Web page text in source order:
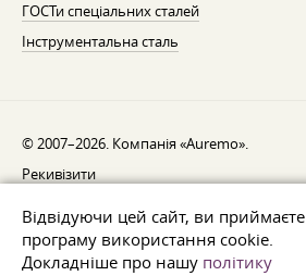
Відвідуючи цей сайт, ви приймаєте
програму використання cookie.
Докладніше про нашу політику
ГОСТи спеціальних сталей
Інструментальна сталь
© 2007–2026. Компанія «Auremo».
Рекивізити
Повідомлення про відкликання
Захист даних